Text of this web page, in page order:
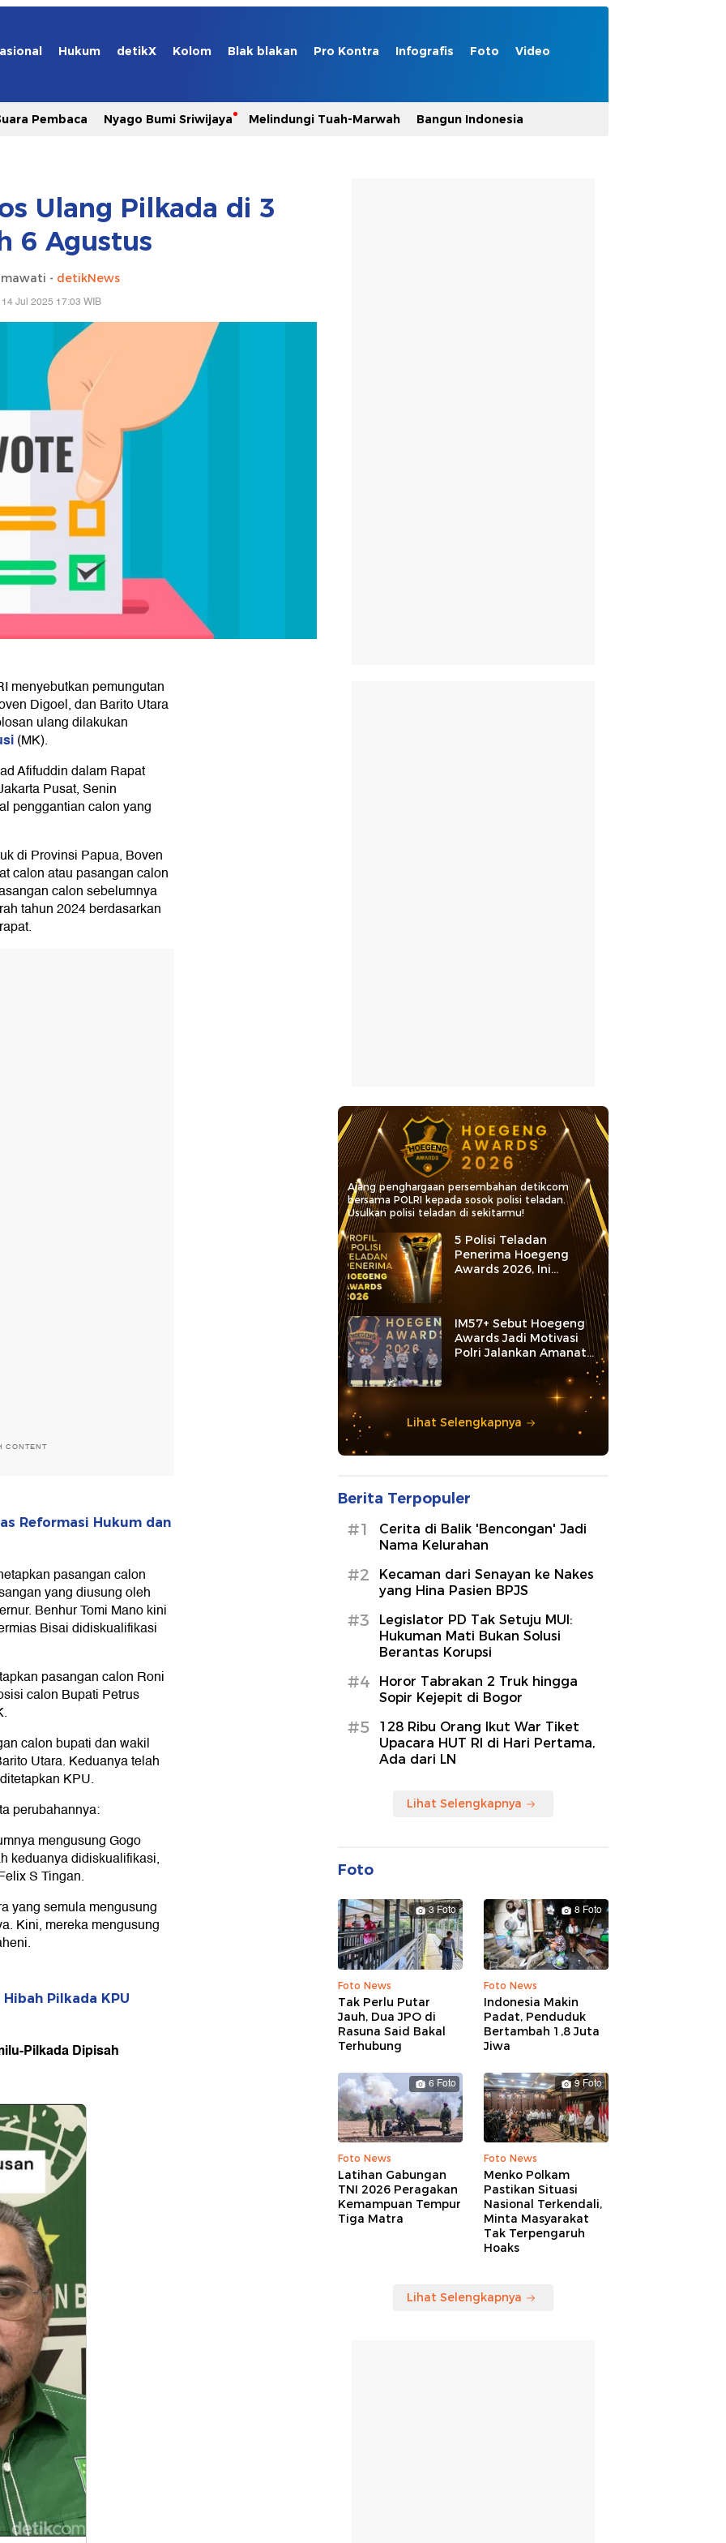
Hukum detikX Kolom Blak blakan Pro Kontra Infografis Foto Video
Pembaca Nyago Bumi Sriwijaya Melindungi Tuah-Marwah Bangun Indonesia
Ulang Pilkada di 3
6 Agustus
- detikNews
Jul 2025 17:03 WIB
menyebutkan pemungutan
Digoel, dan Barito Utara
ulang dilakukan
(MK).
Afifuddin dalam Rapat
Pusat, Senin
penggantian calon yang
di Provinsi Papua, Boven
calon atau pasangan calon
calon sebelumnya
tahun 2024 berdasarkan
CONTENT
Reformasi Hukum dan
pasangan calon
yang diusung oleh
Benhur Tomi Mano kini
Bisai didiskualifikasi
pasangan calon Roni
calon Bupati Petrus
calon bupati dan wakil
Utara. Keduanya telah
KPU.
perubahannya:
mengusung Gogo
keduanya didiskualifikasi,
S Tingan.
yang semula mengusung
Kini, mereka mengusung
Pilkada KPU
Pilkada Dipisah
Ajang penghargaan persembahan detikcom
bersama POLRI kepada sosok polisi teladan.
Usulkan polisi teladan di sekitarmu!
5 Polisi Teladan
Penerima Hoegeng
Awards 2026, Ini
Kategori dan Kiprahnya
IM57+ Sebut Hoegeng
Awards Jadi Motivasi
Polri Jalankan Amanat
Lihat Selengkapnya
Berita Terpopuler
#1
Cerita di Balik 'Bencongan' Jadi
Nama Kelurahan
#2
Kecaman dari Senayan ke Nakes
yang Hina Pasien BPJS
#3
Legislator PD Tak Setuju MUI:
Hukuman Mati Bukan Solusi
Berantas Korupsi
#4
Horor Tabrakan 2 Truk hingga
Sopir Kejepit di Bogor
#5
128 Ribu Orang Ikut War Tiket
Upacara HUT RI di Hari Pertama,
Ada dari LN
Lihat Selengkapnya
Foto
3 Foto
Foto News
Tak Perlu Putar
Jauh, Dua JPO di
Rasuna Said Bakal
Terhubung
8 Foto
Foto News
Indonesia Makin
Padat, Penduduk
Bertambah 1,8 Juta
Jiwa
6 Foto
Foto News
Latihan Gabungan
TNI 2026 Peragakan
Kemampuan Tempur
Tiga Matra
9 Foto
Foto News
Menko Polkam
Pastikan Situasi
Nasional Terkendali,
Minta Masyarakat
Tak Terpengaruh
Hoaks
Lihat Selengkapnya